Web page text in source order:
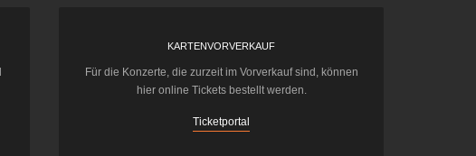
KARTENVORVERKAUF
Für die Konzerte, die zurzeit im Vorverkauf sind, können
hier online Tickets bestellt werden.
Ticketportal